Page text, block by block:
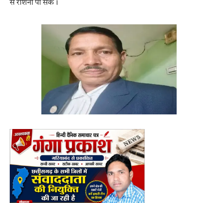
से रोशनी पा सकें।